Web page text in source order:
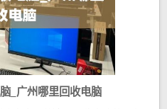
_广州哪里回收电脑